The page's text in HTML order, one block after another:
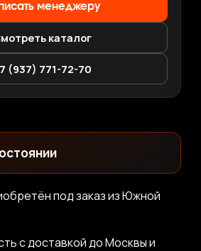
менеджеру
каталог
(937) 771-72-70
под заказ из Южной
с доставкой до Москвы и